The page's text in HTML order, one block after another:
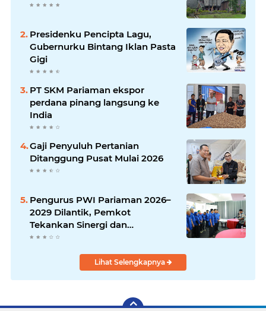
Presidenku Pencipta Lagu,
Gubernurku Bintang Iklan Pasta
Gigi
PT SKM Pariaman ekspor
perdana pinang langsung ke
India
Gaji Penyuluh Pertanian
Ditanggung Pusat Mulai 2026
Pengurus PWI Pariaman 2026–
2029 Dilantik, Pemkot
Tekankan Sinergi dan
Profesionalisme Pers
Lihat Selengkapnya